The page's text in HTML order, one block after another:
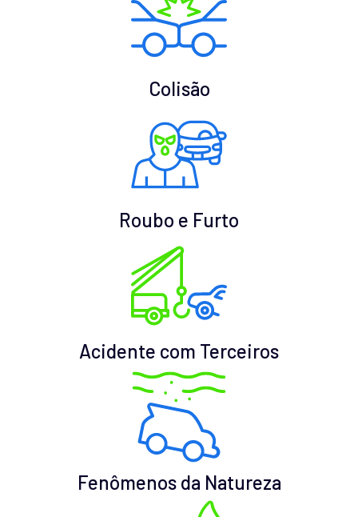
Colisão
Roubo e Furto
Acidente com Terceiros
Fenômenos da Natureza